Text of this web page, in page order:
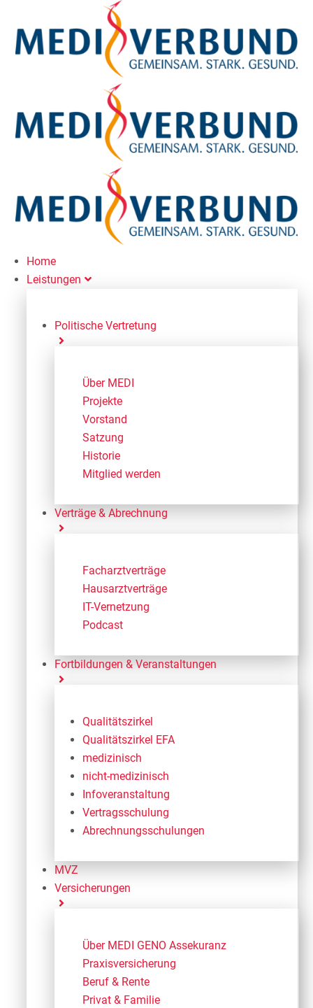
Home
Leistungen
Politische Vertretung
Über MEDI
Projekte
Vorstand
Satzung
Historie
Mitglied werden
Verträge & Abrechnung
Facharztverträge
Hausarztverträge
IT-Vernetzung
Podcast
Fortbildungen & Veranstaltungen
Qualitätszirkel
Qualitätszirkel EFA
medizinisch
nicht-medizinisch
Infoveranstaltung
Vertragsschulung
Abrechnungsschulungen
MVZ
Versicherungen
Über MEDI GENO Assekuranz
Praxisversicherung
Beruf & Rente
Privat & Familie